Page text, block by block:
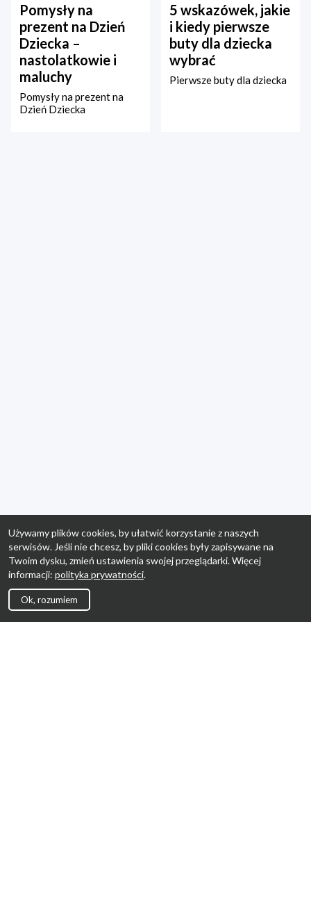
Pomysły na
prezent na Dzień
Dziecka –
nastolatkowie i
maluchy
Pomysły na prezent na
Dzień Dziecka
5 wskazówek, jakie
i kiedy pierwsze
buty dla dziecka
wybrać
Pierwsze buty dla dziecka
Używamy plików cookies, by ułatwić korzystanie z naszych
serwisów. Jeśli nie chcesz, by pliki cookies były zapisywane na
Twoim dysku, zmień ustawienia swojej przeglądarki. Więcej
informacji: polityka prywatności.
Ok, rozumiem